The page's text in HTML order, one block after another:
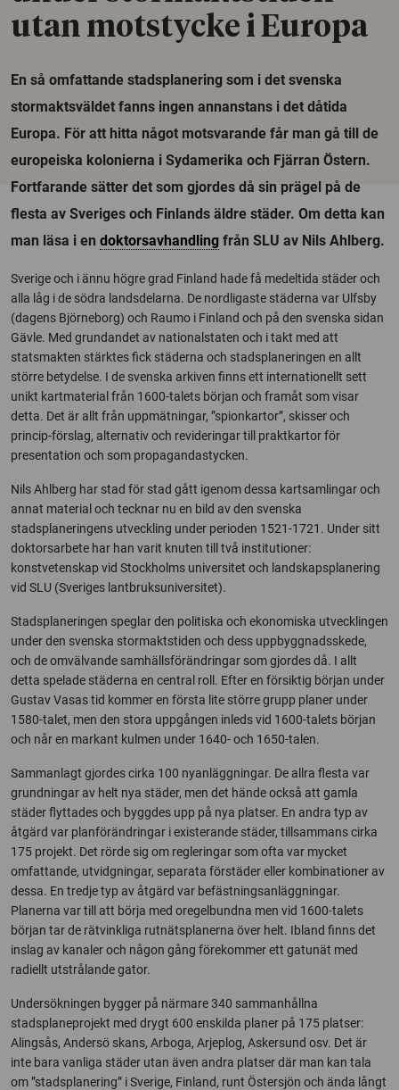
utan motstycke i Europa
En så omfattande stadsplanering som i det svenska
stormaktsväldet fanns ingen annanstans i det dåtida
Europa. För att hitta något motsvarande får man gå till de
europeiska kolonierna i Sydamerika och Fjärran Östern.
Fortfarande sätter det som gjordes då sin prägel på de
flesta av Sveriges och Finlands äldre städer. Om detta kan
man läsa i en doktorsavhandling från SLU av Nils Ahlberg.
Sverige och i ännu högre grad Finland hade få medeltida städer och
alla låg i de södra landsdelarna. De nordligaste städerna var Ulfsby
(dagens Björneborg) och Raumo i Finland och på den svenska sidan
Gävle. Med grundandet av nationalstaten och i takt med att
statsmakten stärktes fick städerna och stadsplaneringen en allt
större betydelse. I de svenska arkiven finns ett internationellt sett
unikt kartmaterial från 1600-talets början och framåt som visar
detta. Det är allt från uppmätningar, ”spionkartor”, skisser och
princip-förslag, alternativ och revideringar till praktkartor för
presentation och som propagandastycken.
Nils Ahlberg har stad för stad gått igenom dessa kartsamlingar och
annat material och tecknar nu en bild av den svenska
stadsplaneringens utveckling under perioden 1521-1721. Under sitt
doktorsarbete har han varit knuten till två institutioner:
konstvetenskap vid Stockholms universitet och landskapsplanering
vid SLU (Sveriges lantbruksuniversitet).
Stadsplaneringen speglar den politiska och ekonomiska utvecklingen
under den svenska stormaktstiden och dess uppbyggnadsskede,
och de omvälvande samhällsförändringar som gjordes då. I allt
detta spelade städerna en central roll. Efter en försiktig början under
Gustav Vasas tid kommer en första lite större grupp planer under
1580-talet, men den stora uppgången inleds vid 1600-talets början
och når en markant kulmen under 1640- och 1650-talen.
Sammanlagt gjordes cirka 100 nyanläggningar. De allra flesta var
grundningar av helt nya städer, men det hände också att gamla
städer flyttades och byggdes upp på nya platser. En andra typ av
åtgärd var planförändringar i existerande städer, tillsammans cirka
175 projekt. Det rörde sig om regleringar som ofta var mycket
omfattande, utvidgningar, separata förstäder eller kombinationer av
dessa. En tredje typ av åtgärd var befästningsanläggningar.
Planerna var till att börja med oregelbundna men vid 1600-talets
början tar de rätvinkliga rutnätsplanerna över helt. Ibland finns det
inslag av kanaler och någon gång förekommer ett gatunät med
radiellt utstrålande gator.
Undersökningen bygger på närmare 340 sammanhållna
stadsplaneprojekt med drygt 600 enskilda planer på 175 platser:
Alingsås, Andersö skans, Arboga, Arjeplog, Askersund osv. Det är
inte bara vanliga städer utan även andra platser där man kan tala
om ”stadsplanering” i Sverige, Finland, runt Östersjön och ända långt